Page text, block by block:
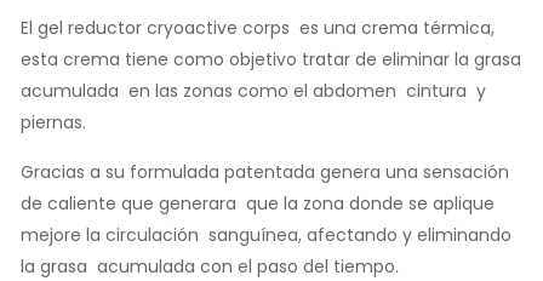
El gel reductor cryoactive corps es una crema térmica,
esta crema tiene como objetivo tratar de eliminar la grasa
acumulada en las zonas como el abdomen cintura y
piernas.
Gracias a su formulada patentada genera una sensación
de caliente que generara que la zona donde se aplique
mejore la circulación sanguínea, afectando y eliminando
la grasa acumulada con el paso del tiempo.